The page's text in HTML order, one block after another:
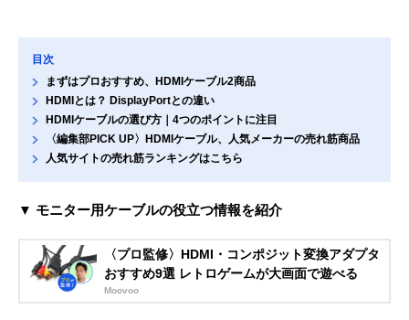
目次
まずはプロおすすめ、HDMIケーブル2商品
HDMIとは？ DisplayPortとの違い
HDMIケーブルの選び方｜4つのポイントに注目
〈編集部PICK UP〉HDMIケーブル、人気メーカーの売れ筋商品
人気サイトの売れ筋ランキングはこちら
▼ モニター用ケーブルの役立つ情報を紹介
〈プロ監修〉HDMI・コンポジット変換アダプタ
おすすめ9選 レトロゲームが大画面で遊べる
Moovoo